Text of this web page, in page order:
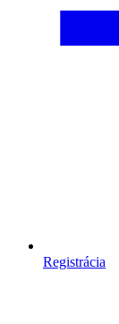
Registrácia